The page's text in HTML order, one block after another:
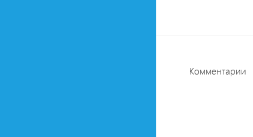
Комментарии